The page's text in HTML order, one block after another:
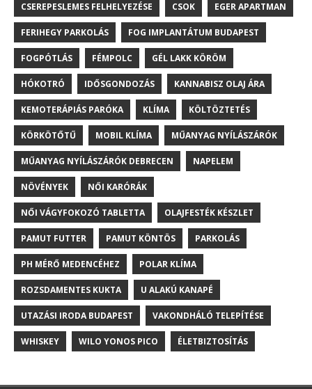
CSEREPESLEMES FELHELYEZÉSE CSOK EGER APARTMAN
FERIHEGY PARKOLÁS FOG IMPLANTÁTUM BUDAPEST
FOGPÓTLÁS FÉMPOLC GÉL LAKK KÖRÖM
HÓKOTRÓ IDŐSGONDOZÁS KANNABISZ OLAJ ÁRA
KEMOTERÁPIÁS PARÓKA KLÍMA KÖLTÖZTETÉS
KÖRKÖTŐTŰ MOBIL KLÍMA MŰANYAG NYÍLÁSZÁRÓK
MŰANYAG NYÍLÁSZÁRÓK DEBRECEN NAPELEM
NÖVÉNYEK NŐI KARÓRÁK
NŐI VÁGYFOKOZÓ TABLETTA OLAJFESTÉK KÉSZLET
PAMUT FUTTER PAMUT KÖNTÖS PARKOLÁS
PH MÉRŐ MEDENCÉHEZ POLAR KLÍMA
ROZSDAMENTES KUKTA U ALAKÚ KANAPÉ
UTAZÁSI IRODA BUDAPEST VAKONDHÁLÓ TELEPÍTÉSE
WHISKEY WILO YONOS PICO ÉLETBIZTOSÍTÁS